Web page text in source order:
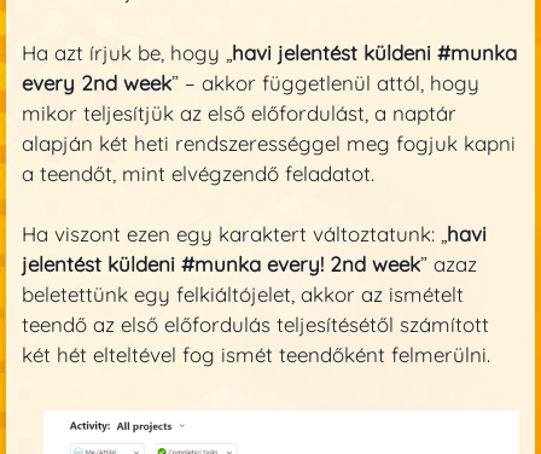
Ha azt írjuk be, hogy „ havi jelentést küldeni #munka
every 2nd week” – akkor függetlenül attól, hogy
mikor teljesítjük az első előfordulást, a naptár
alapján két heti rendszerességgel meg fogjuk kapni
a teendőt, mint elvégzendő feladatot.
Ha viszont ezen egy karaktert változtatunk: „havi
jelentést küldeni #munka every! 2nd week” azaz
beletettünk egy felkiáltójelet, akkor az ismételt
teendő az első előfordulás teljesítésétől számított
két hét elteltével fog ismét teendőként felmerülni.